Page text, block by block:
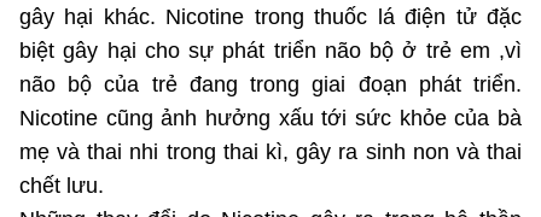
Email:stc@mst.gov.vn
©2026 Bản quyền thuộc Bộ Khoa Học và Công Nghệ
(Ghi rõ nguồn "https://mst.gov.vn" khi phát hành lại thông tin từ
website này)
gây hại khác. Nicotine trong thuốc lá điện tử đặc
biệt gây hại cho sự phát triển não bộ ở trẻ em ,vì
não bộ của trẻ đang trong giai đoạn phát triển.
Nicotine cũng ảnh hưởng xấu tới sức khỏe của bà
mẹ và thai nhi trong thai kì, gây ra sinh non và thai
chết lưu.